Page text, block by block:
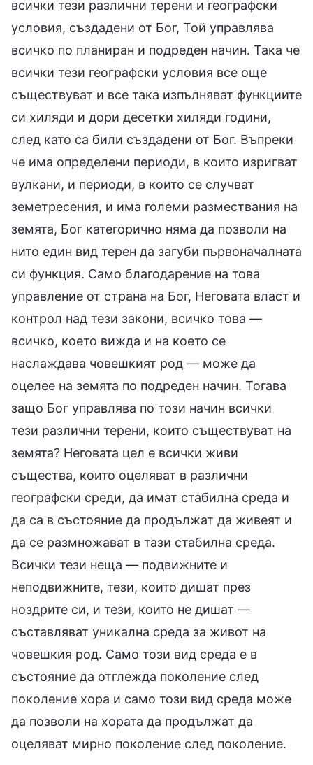
всички тези различни терени и географски
условия, създадени от Бог, Той управлява
всичко по планиран и подреден начин. Така че
всички тези географски условия все още
съществуват и все така изпълняват функциите
си хиляди и дори десетки хиляди години,
след като са били създадени от Бог. Въпреки
че има определени периоди, в които изригват
вулкани, и периоди, в които се случват
земетресения, и има големи размествания на
земята, Бог категорично няма да позволи на
нито един вид терен да загуби първоначалната
си функция. Само благодарение на това
управление от страна на Бог, Неговата власт и
контрол над тези закони, всичко това —
всичко, което вижда и на което се
наслаждава човешкият род — може да
оцелее на земята по подреден начин. Тогава
защо Бог управлява по този начин всички
тези различни терени, които съществуват на
земята? Неговата цел е всички живи
същества, които оцеляват в различни
географски среди, да имат стабилна среда и
да са в състояние да продължат да живеят и
да се размножават в тази стабилна среда.
Всички тези неща — подвижните и
неподвижните, тези, които дишат през
ноздрите си, и тези, които не дишат —
съставляват уникална среда за живот на
човешкия род. Само този вид среда е в
състояние да отглежда поколение след
поколение хора и само този вид среда може
да позволи на хората да продължат да
оцеляват мирно поколение след поколение.